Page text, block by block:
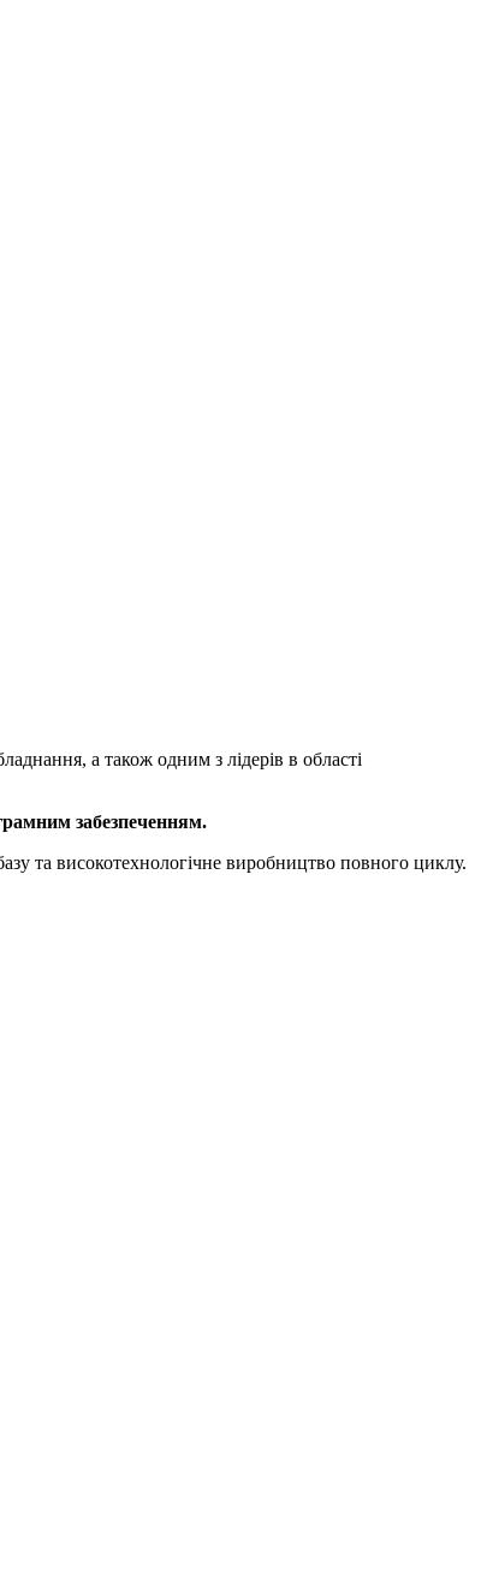
а також одним з лідерів в області
забезпеченням.
та високотехнологічне виробництво повного циклу.